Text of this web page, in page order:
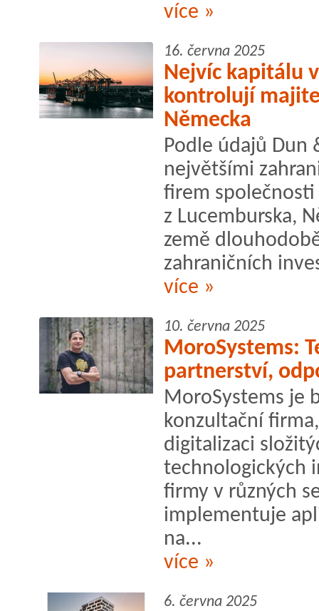
více »
16. června 2025
Nejvíc kapitálu
kontrolují
Německa
Podle údajů Dun
největšími
firem společnosti
z Lucemburska,
země
zahraničních
více »
10. června 2025
MoroSystems:
partnerství,
MoroSystems je
konzultační
digitalizaci
technologických
firmy v různých
implementuje
na...
více »
6. června 2025